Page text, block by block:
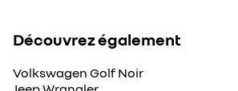
Découvrez également
Volkswagen Golf Noir